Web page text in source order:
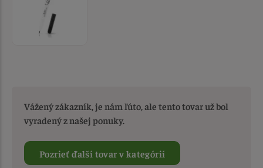
Vážený zákazník, je nám ľúto, ale tento tovar už bol
vyradený z našej ponuky.
Pozrieť ďalší tovar v kategórií